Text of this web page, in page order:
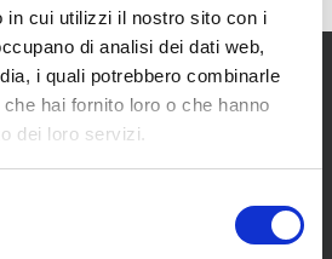
in cui utilizzi il nostro sito con i
di analisi dei dati web,
i quali potrebbero combinarle
hai fornito loro o che hanno
dei loro servizi.